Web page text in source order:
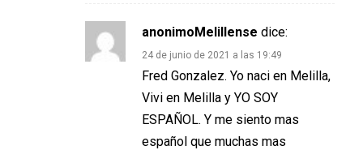
anonimoMelillense dice:
24 de junio de 2021 a las 19:49
Fred Gonzalez. Yo naci en Melilla,
Vivi en Melilla y YO SOY
ESPAÑOL. Y me siento mas
español que muchas mas